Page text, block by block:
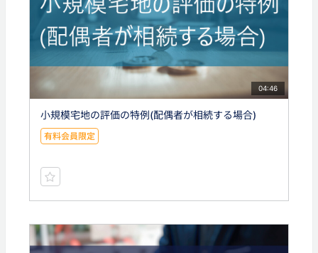
04:46
小規模宅地の評価の特例(配偶者が相続する場合)
有料会員限定